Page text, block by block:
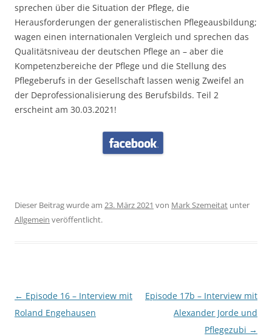
sprechen über die Situation der Pflege, die
Herausforderungen der generalistischen Pflegeausbildung;
wagen einen internationalen Vergleich und sprechen das
Qualitätsniveau der deutschen Pflege an – aber die
Kompetenzbereiche der Pflege und die Stellung des
Pflegeberufs in der Gesellschaft lassen wenig Zweifel an
der Deprofessionalisierung des Berufsbilds. Teil 2
erscheint am 30.03.2021!
Dieser Beitrag wurde am 23. März 2021 von Mark Szemeitat unter
Allgemein veröffentlicht.
Beitragsnavigation
← Episode 16 – Interview mit
Roland Engehausen
Episode 17b – Interview mit
Alexander Jorde und
Pflegezubi →